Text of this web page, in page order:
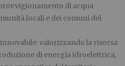
di acqua
locali e dei comuni del
valorizzando la risorsa
di energia idroelettrica,